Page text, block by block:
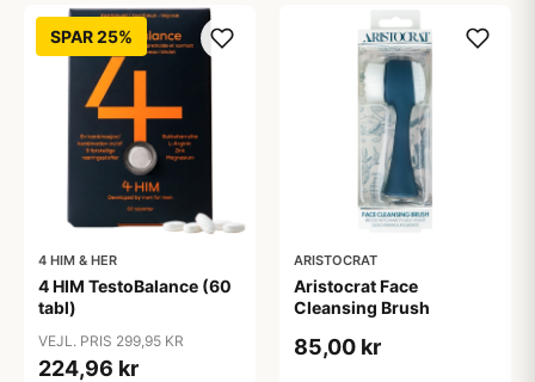
SPAR 25%
4 HIM & HER
4 HIM TestoBalance (60
tabl)
VEJL. PRIS 299,95 KR
224,96 kr
ARISTOCRAT
Aristocrat Face
Cleansing Brush
85,00 kr